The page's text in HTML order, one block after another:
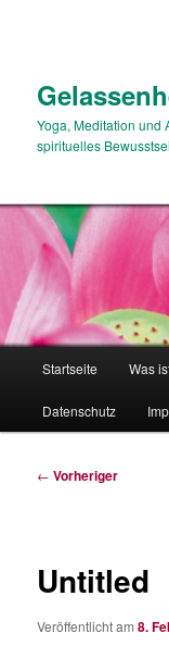
Yoga, Meditation und
spirituelles
Startseite Was
Datenschutz
Beitragsnavigation
← Vorheriger
Untitled
Veröffentlicht am8.